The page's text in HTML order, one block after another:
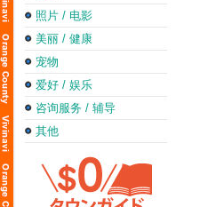
照片 / 电影
美丽 / 健康
宠物
爱好 / 娱乐
咨询服务 / 辅导
其他